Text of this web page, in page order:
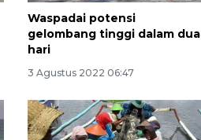
Waspadai potensi
gelombang tinggi dalam dua
hari
3 Agustus 2022 06:47